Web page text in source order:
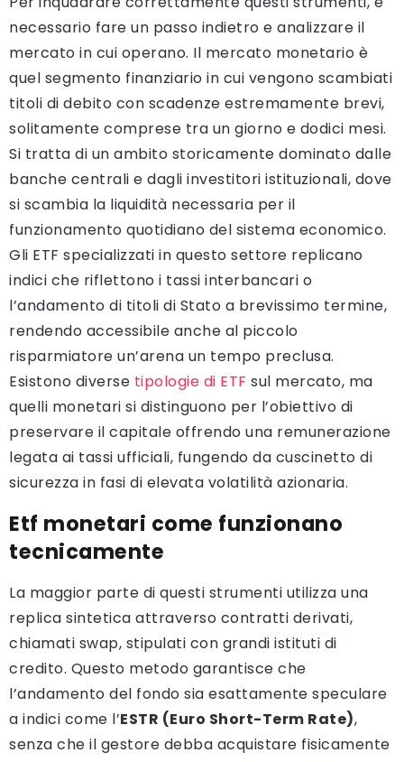
necessario fare un passo indietro e analizzare il
mercato in cui operano. Il mercato monetario è
quel segmento finanziario in cui vengono scambiati
titoli di debito con scadenze estremamente brevi,
solitamente comprese tra un giorno e dodici mesi.
Si tratta di un ambito storicamente dominato dalle
banche centrali e dagli investitori istituzionali, dove
si scambia la liquidità necessaria per il
funzionamento quotidiano del sistema economico.
Gli ETF specializzati in questo settore replicano
indici che riflettono i tassi interbancari o
l’andamento di titoli di Stato a brevissimo termine,
rendendo accessibile anche al piccolo
risparmiatore un’arena un tempo preclusa.
Esistono diverse tipologie di ETF sul mercato, ma
quelli monetari si distinguono per l’obiettivo di
preservare il capitale offrendo una remunerazione
legata ai tassi ufficiali, fungendo da cuscinetto di
sicurezza in fasi di elevata volatilità azionaria.
Etf monetari come funzionano
tecnicamente
La maggior parte di questi strumenti utilizza una
replica sintetica attraverso contratti derivati,
chiamati swap, stipulati con grandi istituti di
credito. Questo metodo garantisce che
l’andamento del fondo sia esattamente speculare
a indici come l’ESTR (Euro Short-Term Rate),
senza che il gestore debba acquistare fisicamente